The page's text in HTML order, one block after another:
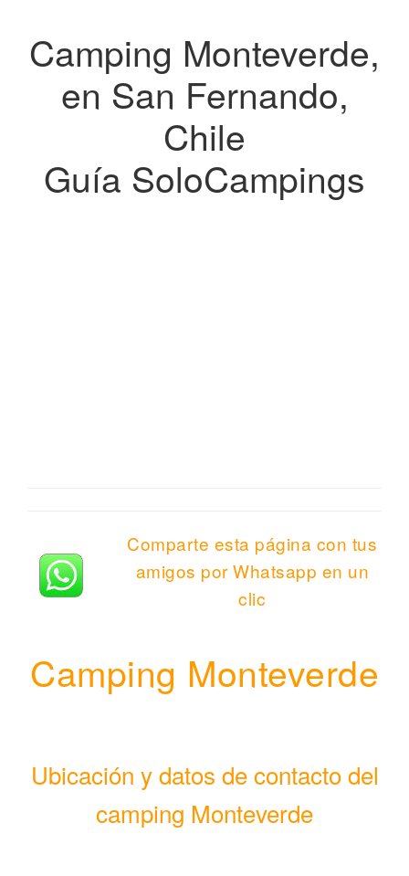
Camping Monteverde,
en San Fernando,
Chile
Guía SoloCampings
Comparte esta página con tus
amigos por Whatsapp en un
clic
Camping Monteverde
Ubicación y datos de contacto del
camping Monteverde